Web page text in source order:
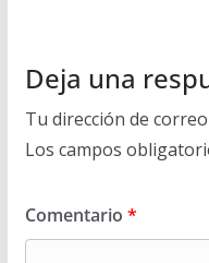
Deja una
Tu dirección de
Los campos
Comentario *